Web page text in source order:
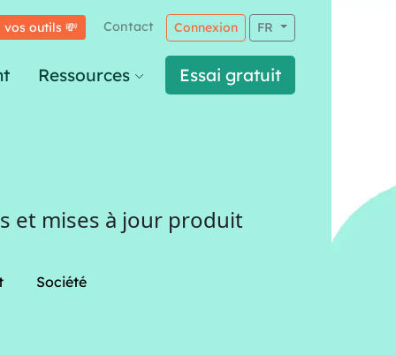
outils 💸 Contact Connexion FR
Ressources Essai gratuit
et mises à jour produit
Société